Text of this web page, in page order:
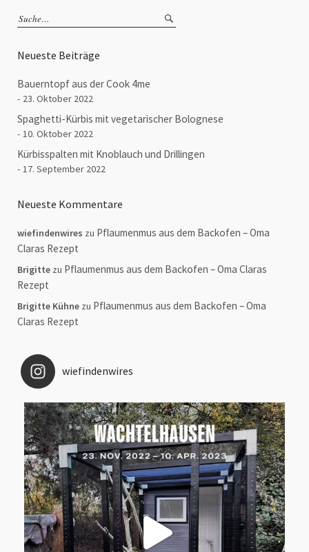
Neueste Beiträge
Bauerntopf aus der Cook 4me
23. Oktober 2022
Spaghetti-Kürbis mit vegetarischer Bolognese
10. Oktober 2022
Kürbisspalten mit Knoblauch und Drillingen
17. September 2022
Neueste Kommentare
wiefindenwires zu Pflaumenmus aus dem Backofen – Oma
Claras Rezept
Brigitte zu Pflaumenmus aus dem Backofen – Oma Claras
Rezept
Brigitte Kühne zu Pflaumenmus aus dem Backofen – Oma
Claras Rezept
wiefindenwires